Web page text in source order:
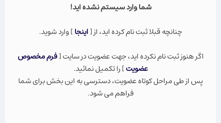
شما وارد سيستم نشده ايد!
چنانچه قبلا ثبت نام كرده ايد، از [اينجا] وارد شويد.
اگر هنوز ثبت نام نكرده ايد، جهت عضویت در سایت [فرم مخصوص
عضویت] را تکمیل نمائید.
پس از طی مراحل کوتاه عضویت، دسترسی به این بخش برای شما
فراهم می شود.